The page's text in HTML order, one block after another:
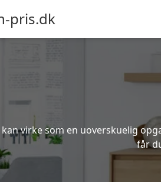
pris.dk
virke som en uoverskuelig
får